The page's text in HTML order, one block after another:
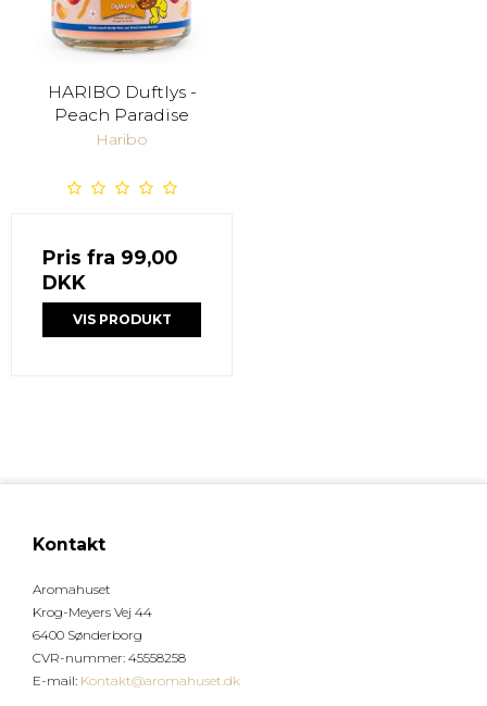
HARIBO Duftlys -
Peach Paradise
Haribo
Pris fra 99,00
DKK
VIS PRODUKT
Kontakt
Aromahuset
Krog-Meyers Vej 44
6400 Sønderborg
CVR-nummer: 45558258
E-mail: Kontakt@aromahuset.dk